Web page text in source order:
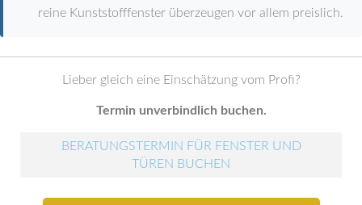
reine Kunststofffenster überzeugen vor allem preislich.
Lieber gleich eine Einschätzung vom Profi?
Termin unverbindlich buchen.
BERATUNGSTERMIN FÜR FENSTER UND
TÜREN BUCHEN